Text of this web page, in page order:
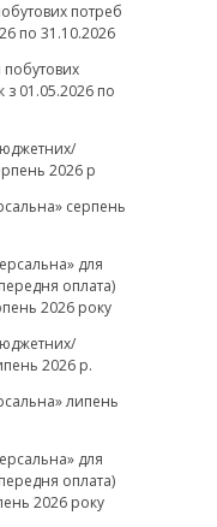
потреб
по 31.10.2026
з 01.05.2026 по
2026 р
серпень
для
оплата)
2026 року
2026 р.
липень
для
оплата)
2026 року